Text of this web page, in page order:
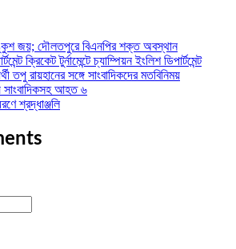
জয়; দৌলতপুরে বিএনপির শক্ত অবস্থান
ক্রিকেট টুর্নামেন্টে চ্যাম্পিয়ন ইংলিশ ডিপার্টমেন্ট
তপু রায়হানের সঙ্গে সাংবাদিকদের মতবিনিময়
সাংবাদিকসহ আহত ৬
শ্রদ্ধাঞ্জলি